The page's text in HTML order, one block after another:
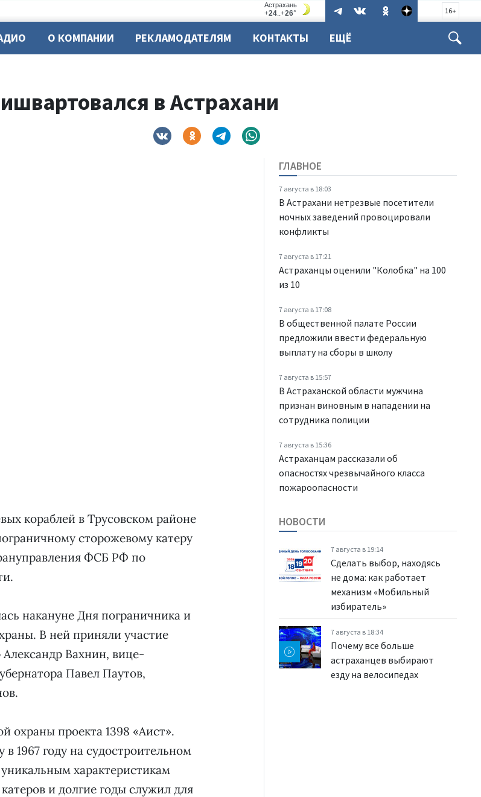
16+
О КОМПАНИИ РЕКЛАМОДАТЕЛЯМ КОНТАКТЫ ЕЩЁ
в Астрахани
ГЛАВНОЕ
7 августа в 18:03
В Астрахани нетрезвые посетители
ночных заведений провоцировали
конфликты
7 августа в 17:21
Астраханцы оценили "Колобка" на 100
из 10
7 августа в 17:08
В общественной палате России
предложили ввести федеральную
выплату на сборы в школу
7 августа в 15:57
В Астраханской области мужчина
признан виновным в нападении на
сотрудника полиции
7 августа в 15:36
Астраханцам рассказали об
опасностях чрезвычайного класса
пожароопасности
кораблей в Трусовском районе
сторожевому катеру
ФСБ РФ по
накануне Дня пограничника и
В ней приняли участие
Вахнин, вице-
Павел Паутов,
охраны проекта 1398 «Аист».
1967 году на судостроительном
характеристикам
и долгие годы служил для
НОВОСТИ
7 августа в 19:14
Сделать выбор, находясь
не дома: как работает
механизм «Мобильный
избиратель»
7 августа в 18:34
Почему все больше
астраханцев выбирают
езду на велосипедах